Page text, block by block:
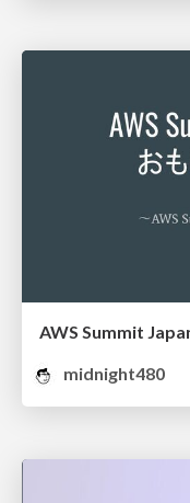
AWS Summit
midnight480